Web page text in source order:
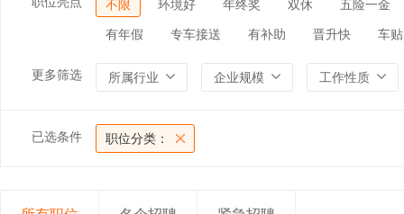
不限 环境好 年终奖 双休 五险一金
有年假 专车接送 有补助 晋升快 车贴
更多筛选 所属行业 企业规模 工作性质
已选条件 职位分类：